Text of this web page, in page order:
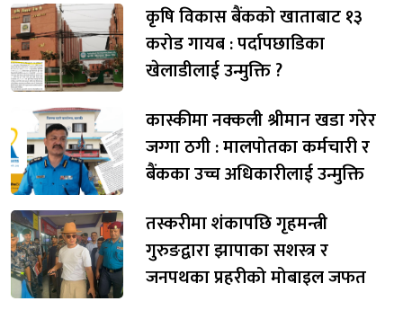
कृषि विकास बैंकको खाताबाट १३
करोड गायब : पर्दापछाडिका
खेलाडीलाई उन्मुक्ति ?
कास्कीमा नक्कली श्रीमान खडा गरेर
जग्गा ठगी : मालपोतका कर्मचारी र
बैंकका उच्च अधिकारीलाई उन्मुक्ति
तस्करीमा शंकापछि गृहमन्त्री
गुरुङद्वारा झापाका सशस्त्र र
जनपथका प्रहरीको मोबाइल जफत